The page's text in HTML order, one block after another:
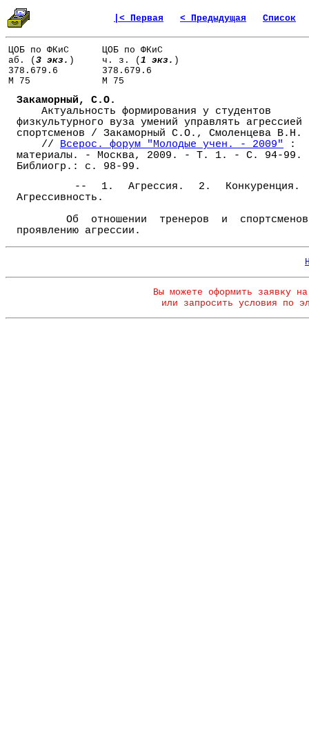
|< Первая < Предыдущая Список
ЦОБ по ФКиС
аб. ( 3 экз. )
378.679.6
М 75
ЦОБ по ФКиС
ч. з. ( 1 экз. )
378.679.6
М 75
Закаморный, C.O.
Актуальность формирования у студентов
физкультурного вуза умений управлять агрессией
спортсменов / Закаморный C.O., Смоленцева В.Н.
// Всерос. форум "Молодые учен. - 2009"
:
материалы. - Москва, 2009. - Т. 1. - С. 94-99.
Библиогр.: с. 98-99.
-- 1. Агрессия. 2. Конкуренция.
Агрессивность.
Об отношении тренеров и
проявлению агрессии.
Вы можете оформить заявку
или запросить условия по